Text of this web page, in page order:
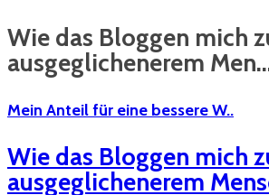
Wie das Bloggen mich
ausgeglichenerem
Mein Anteil für eine bessere W..
Wie das Bloggen mich
ausgeglichenerem